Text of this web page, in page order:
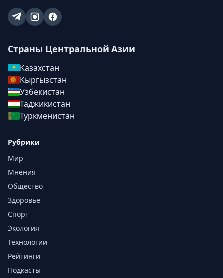
Страны Центральной Азии
Казахстан
Кыргызстан
Узбекистан
Таджикистан
Туркменистан
Рубрики
Мир
Мнения
Общество
Здоровье
Спорт
Экология
Технологии
Рейтинги
Подкасты